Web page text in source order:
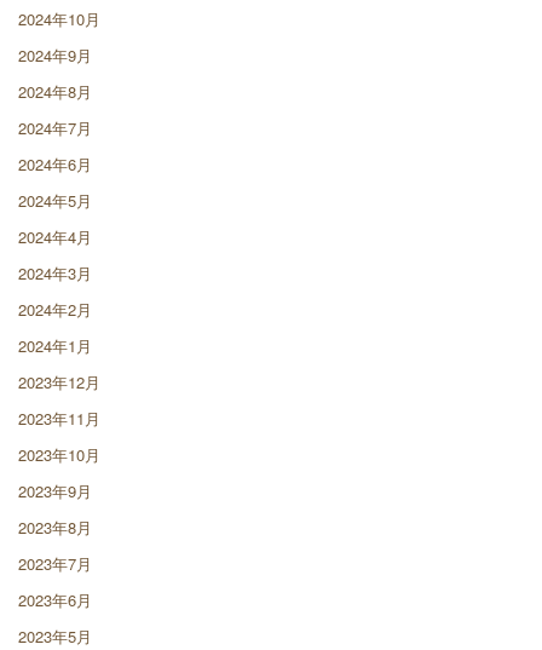
2024年10月
2024年9月
2024年8月
2024年7月
2024年6月
2024年5月
2024年4月
2024年3月
2024年2月
2024年1月
2023年12月
2023年11月
2023年10月
2023年9月
2023年8月
2023年7月
2023年6月
2023年5月